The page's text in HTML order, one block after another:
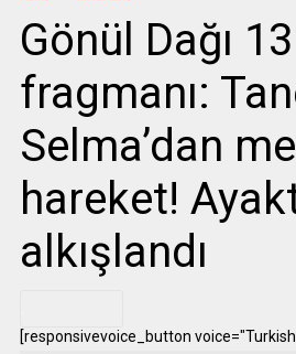
Gönül Dağı
fragmanı:
Selma’dan
hareket!
alkışlandı
[responsivevoice_button